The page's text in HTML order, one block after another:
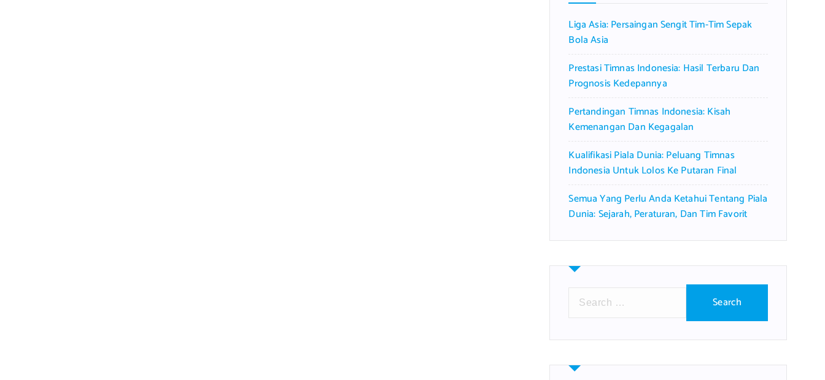
Liga Asia: Persaingan Sengit Tim-Tim Sepak
Bola Asia
Prestasi Timnas Indonesia: Hasil Terbaru Dan
Prognosis Kedepannya
Pertandingan Timnas Indonesia: Kisah
Kemenangan Dan Kegagalan
Kualifikasi Piala Dunia: Peluang Timnas
Indonesia Untuk Lolos Ke Putaran Final
Semua Yang Perlu Anda Ketahui Tentang Piala
Dunia: Sejarah, Peraturan, Dan Tim Favorit
r
h